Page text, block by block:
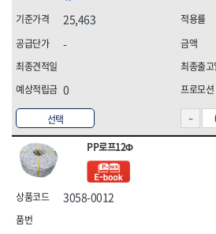
선택
25,463
-
0
PP로프12Φ
3058-0012